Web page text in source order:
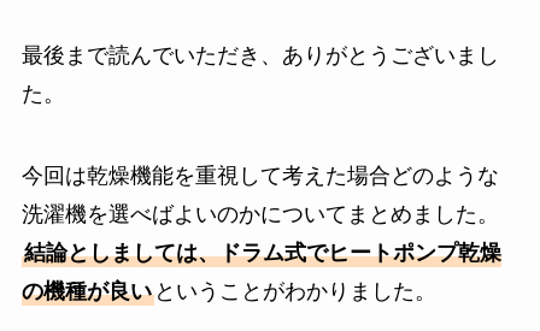
最後まで読んでいただき、ありがとうございまし
た。
今回は乾燥機能を重視して考えた場合どのような
洗濯機を選べばよいのかについてまとめました。
結論としましては、ドラム式でヒートポンプ乾燥
の機種が良いということがわかりました。